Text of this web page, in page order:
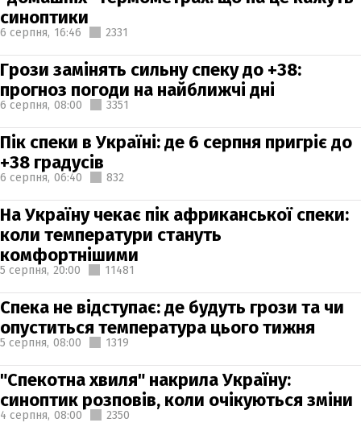
синоптики
6 серпня, 16:46 2331
Грози замінять сильну спеку до +38:
прогноз погоди на найближчі дні
6 серпня, 08:00 3351
Пік спеки в Україні: де 6 серпня пригріє до
+38 градусів
6 серпня, 06:40 832
На Україну чекає пік африканської спеки:
коли температури стануть
комфортнішими
5 серпня, 20:00 11481
Спека не відступає: де будуть грози та чи
опуститься температура цього тижня
5 серпня, 08:00 1319
"Спекотна хвиля" накрила Україну:
синоптик розповів, коли очікуються зміни
4 серпня, 08:00 2350